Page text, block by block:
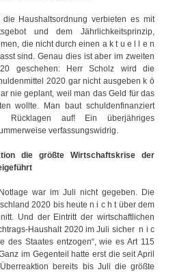
Haushaltsordnung verbieten es mit
und dem Jährlichkeitsprinzip,
die nicht durch einen a k t u e l l e n
sind. Genau dies ist aber im zweiten
geschehen: Herr Scholz wird die
2020 gar nicht ausgeben k ö
nie geplant, weil man das Geld für das
wollte. Man baut schuldenfinanziert
Rücklagen auf! Ein überjähriges
verfassungswidrig.
die größte Wirtschaftskrise der
war im Juli nicht gegeben. Die
2020 bis heute n i c h t über dem
Und der Eintritt der wirtschaftlichen
Haushalt 2020 im Juli sicher n i c
des Staates entzogen“, wie es Art 115
im Gegenteil hatte erst die seit April
bereits bis Juli die größte